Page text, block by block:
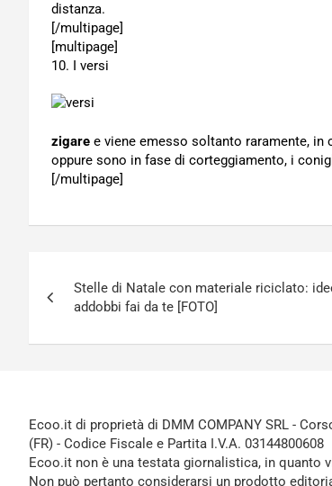
distanza.
[/multipage]
[multipage]
10. I versi
zigare e viene emesso soltanto raramente, in
oppure sono in fase di corteggiamento, i
[/multipage]
articoli
Stelle di Natale con materiale riciclato:
addobbi fai da te [FOTO]
Ecoo.it di proprietà di DMM COMPANY SRL -
(FR) - Codice Fiscale e Partita I.V.A. 03144800608
Ecoo.it non è una testata giornalistica, in quanto
Non può pertanto considerarsi un prodotto